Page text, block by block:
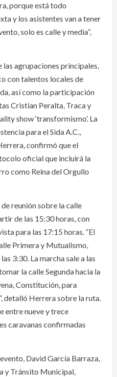
porque está todo
y los asistentes van a tener
solo es calle y media”,
las agrupaciones principales,
con talentos locales de
así como la participación
Cristian Peralta, Traca y
show ‘transformismo’. La
para el Sida A.C.,
confirmó que el
oficial que incluirá la
como Reina del Orgullo
reunión sobre la calle
de las 15:30 horas, con
para las 17:15 horas. “El
Primera y Mutualismo,
3:30. La marcha sale a las
la calle Segunda hacia la
Constitución, para
detalló Herrera sobre la ruta.
entre nueve y trece
caravanas confirmadas
David García Barraza,
y Tránsito Municipal,